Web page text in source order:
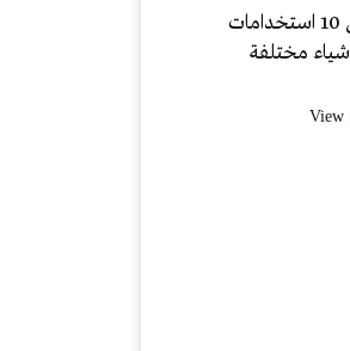
الكوكاكولا | تعرف على 10 استخدامات
مختلفة
View